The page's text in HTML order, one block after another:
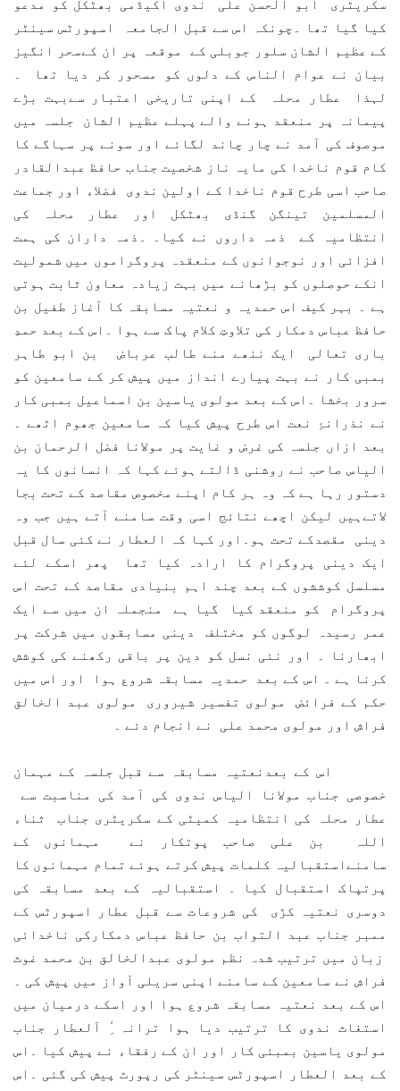
سکریٹری ابو الحسن علی ندوی اکیڈمی بھٹکل کو مدعو
کیا گیا تھا ۔چونکہ اس سے قبل الجامعہ اسپورٹس سینٹر
کے عظیم الشان سلور جوبلی کے موقعہ پر ان کےسحر انگیز
بیان نے عوام الناس کے دلوں کو مسحور کر دیا تھا ۔
لہذا عطار محلہ کے اپنی تاریخی اعتبار سےبہت بڑے
پیمانہ پر منعقد ہونے والے پہلے عظیم الشان جلسہ میں
موصوف کی آمد نے چار چاند لگائے اور سونے پر سہاگے کا
کام قوم ناخدا کی مایہ ناز شخصیت جناب حافظ عبدالقادر
صاحب اسی طرح قوم ناخدا کے اولین ندوی فضلاء اور جماعت
المسلمین تینگن گنڈی بھٹکل اور عطار محلہ کی
انتظامیہ کے ذمہ داروں نے کیا۔ ۔ذمہ داران کی ہمت
افزائی اور نوجوانوں کے منعقدہ پروگراموں میں شمولیت
انکے حوصلوں کو بڑھانے میں بہت زیادہ معاون ثابت ہوتی
ہے ۔ بہر کیف اس حمدیہ و نعتیہ مسابقہ کا آغاز طفیل بن
حافظ عباس دمکار کی تلاوتِ کلام پاک سے ہوا ۔اس کے بعد حمدِ
باری تعالی ایک ننھے منے طالب عرباض بن ابو طاہر
بمبی کار نے بہت پیارے انداز میں پیش کر کے سامعین کو
سرور بخشا ۔اس کے بعد مولوی یاسین بن اسماعیل بمبی کار
نے نذرانۂِ نعت اس طرح پیش کیا کہ سامعین جھوم اٹھے ۔
بعد ازاں جلسہ کی غرض و غایت پر مولانا فضل الرحمان بن
الیاس صاحب نے روشنی ڈالتے ہوئے کہا کہ انسانوں کا یہ
دستور رہا ہے کہ وہ ہر کام اپنے مخصوص مقاصد کے تحت بجا
لاتےہیں لیکن اچھے نتائج اسی وقت سامنے آتے ہیں جب وہ
دینی مقصدکے تحت ہو۔اور کہا کہ العطار نے کئی سال قبل
ایک دینی پروگرام کا ارادہ کیا تھا پھر اسکے لئے
مسلسل کوششوں کے بعد چند اہم بنیادی مقاصد کے تحت اس
پروگرام کو منعقد کیا گیا ہے منجملہ ان میں سے ایک
عمر رسیدہ لوگوں کو مختلف دینی مسابقوں میں شرکت پر
ابھارنا ۔ اور نئی نسل کو دین پر باقی رکھنے کی کوشش
کرنا ہے ۔ اس کے بعد حمدیہ مسابقہ شروع ہوا اور اس میں
حکم کے فرائض مولوی تفسیر شیروری مولوی عبد الخالق
فراش اور مولوی محمد علی نے انجام دئے ۔
اس کے بعدنعتیہ مسابقہ سے قبل جلسہ کے مہمان
خصوصی جناب مولانا الیاس ندوی کی آمد کی مناسبت سے
عطار محلہ کی انتظامیہ کمیٹی کے سکریٹری جناب ثناء
اللہ بن علی صاحب پوتکار نے مہمانوں کے
سامنےاستقبالیہ کلمات پیش کرتے ہوئے تمام مہمانوں کا
پرتپاک استقبال کیا ۔ استقبالیہ کے بعد مسابقہ کی
دوسری نعتیہ کڑی کی شروعات سے قبل عطار اسپورٹس کے
ممبر جناب عبد التواب بن حافظ عباس دمکارکی ناخدائی
زبان میں ترتیب شدہ نظم مولوی عبدالخالق بن محمد غوث
فراش نے سامعین کے سامنے اپنی سریلی آواز میں پیش کی ۔
اس کے بعد نعتیہ مسابقہ شروع ہوا اور اسکے درمیان میں
استغاث ندوی کا ترتیب دیا ہوا ترانہ ِٔ اَلعطار جناب
مولوی یاسین بمبئی کار اور ان کے رفقاء نے پیش کیا ۔اس
کے بعد العطار اسپورٹس سینٹر کی رپورٹ پیش کی گئی ۔اس